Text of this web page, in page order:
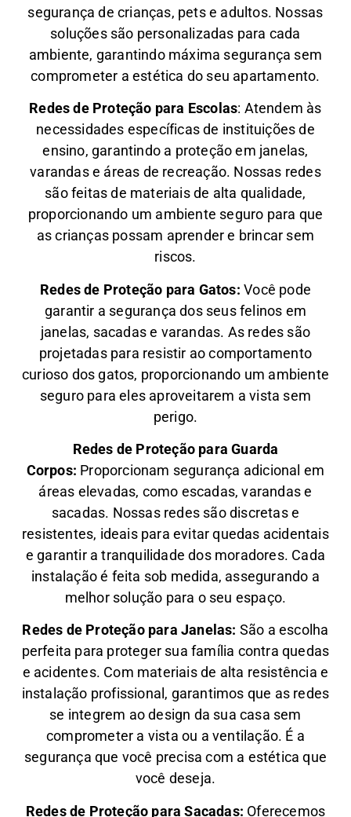
segurança de crianças, pets e adultos. Nossas
soluções são personalizadas para cada
ambiente, garantindo máxima segurança sem
comprometer a estética do seu apartamento.
Redes de Proteção para Escolas: Atendem às
necessidades específicas de instituições de
ensino, garantindo a proteção em janelas,
varandas e áreas de recreação. Nossas redes
são feitas de materiais de alta qualidade,
proporcionando um ambiente seguro para que
as crianças possam aprender e brincar sem
riscos.
Redes de Proteção para Gatos: Você pode
garantir a segurança dos seus felinos em
janelas, sacadas e varandas. As redes são
projetadas para resistir ao comportamento
curioso dos gatos, proporcionando um ambiente
seguro para eles aproveitarem a vista sem
perigo.
Redes de Proteção para Guarda
Corpos: Proporcionam segurança adicional em
áreas elevadas, como escadas, varandas e
sacadas. Nossas redes são discretas e
resistentes, ideais para evitar quedas acidentais
e garantir a tranquilidade dos moradores. Cada
instalação é feita sob medida, assegurando a
melhor solução para o seu espaço.
Redes de Proteção para Janelas: São a escolha
perfeita para proteger sua família contra quedas
e acidentes. Com materiais de alta resistência e
instalação profissional, garantimos que as redes
se integrem ao design da sua casa sem
comprometer a vista ou a ventilação. É a
segurança que você precisa com a estética que
você deseja.
Redes de Proteção para Sacadas: Oferecemos